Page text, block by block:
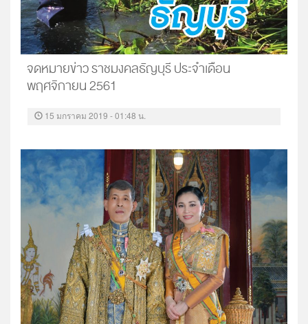
จดหมายข่าว ราชมงคลธัญบุรี ประจำเดือน
พฤศจิกายน 2561
15 มกราคม 2019 - 01:48 น.